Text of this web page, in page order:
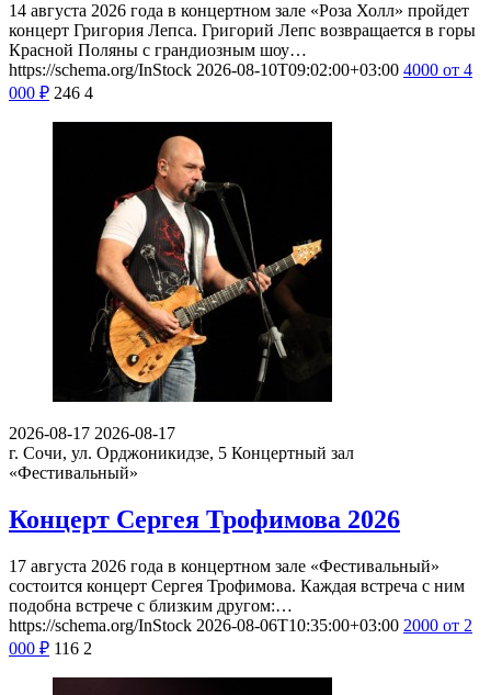
14 августа 2026 года в концертном зале «Роза Холл» пройдет
концерт Григория Лепса. Григорий Лепс возвращается в горы
Красной Поляны с грандиозным шоу…
https://schema.org/InStock 2026-08-10T09:02:00+03:00 4000 от 4
000 ₽ 246 4
2026-08-17 2026-08-17
г. Сочи, ул. Орджоникидзе, 5 Концертный зал
«Фестивальный»
Концерт Сергея Трофимова 2026
17 августа 2026 года в концертном зале «Фестивальный»
состоится концерт Сергея Трофимова. Каждая встреча с ним
подобна встрече с близким другом:…
https://schema.org/InStock 2026-08-06T10:35:00+03:00 2000 от 2
000 ₽ 116 2